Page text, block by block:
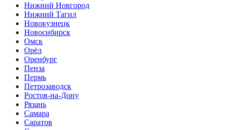
Нижний Новгород
Нижний Тагил
Новокузнецк
Новосибирск
Омск
Орёл
Оренбург
Пенза
Пермь
Петрозаводск
Ростов-на-Дону
Рязань
Самара
Саратов